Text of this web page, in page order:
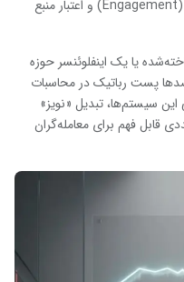
نیست؛ سیستم‌های پیشرفته‌تر نرخ تعامل (Engagement) و اعتبار منبع
یا یک اینفلوئنسر حوزه
پست رباتیک در محاسبات
سیستم‌ها، تبدیل «نویز»
قابل فهم برای معامله‌گران